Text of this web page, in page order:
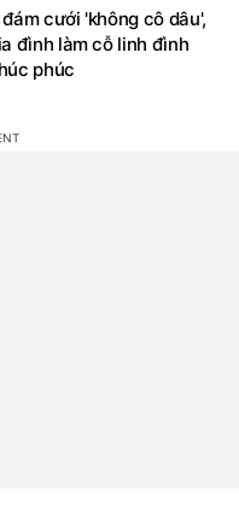
cưới 'không cô dâu',
đình làm cỗ linh đình
phúc